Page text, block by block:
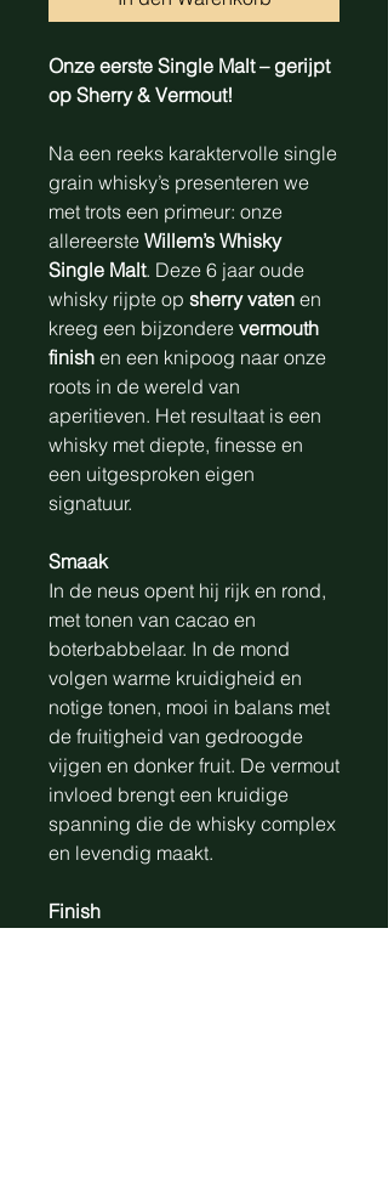
Onze eerste Single Malt – gerijpt
op Sherry & Vermout!
Na een reeks karaktervolle single
grain whisky’s presenteren we
met trots een primeur: onze
allereerste Willem’s Whisky
Single Malt. Deze 6 jaar oude
whisky rijpte op sherry vaten en
kreeg een bijzondere vermouth
finish en een knipoog naar onze
roots in de wereld van
aperitieven. Het resultaat is een
whisky met diepte, finesse en
een uitgesproken eigen
signatuur.
Smaak
In de neus opent hij rijk en rond,
met tonen van cacao en
boterbabbelaar. In de mond
volgen warme kruidigheid en
notige tonen, mooi in balans met
de fruitigheid van gedroogde
vijgen en donker fruit. De vermout
invloed brengt een kruidige
spanning die de whisky complex
en levendig maakt.
Finish